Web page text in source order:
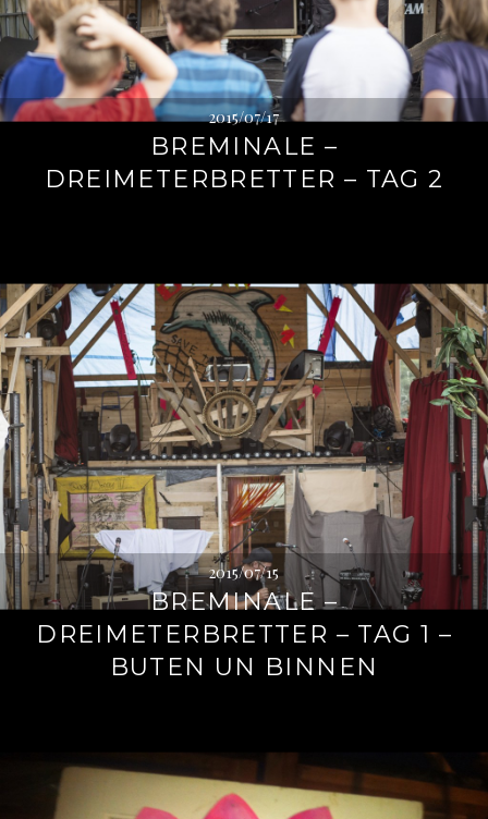
2015/07/17
BREMINALE –
DREIMETERBRETTER – TAG 2
2015/07/15
BREMINALE –
DREIMETERBRETTER – TAG 1 –
BUTEN UN BINNEN